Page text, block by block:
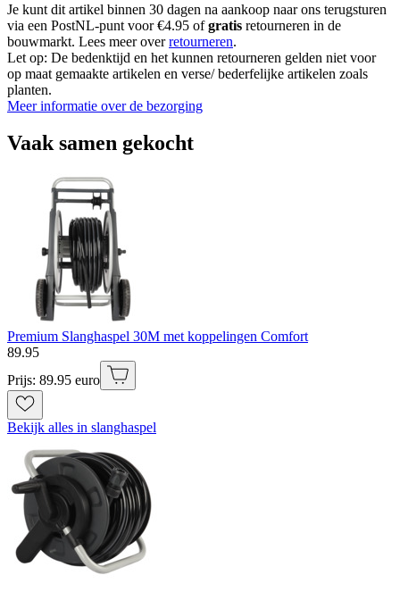
Je kunt dit artikel binnen 30 dagen na aankoop naar ons terugsturen
via een PostNL-punt voor €4.95 ofgratis retourneren in de
bouwmarkt. Lees meer overretourneren.
Let op: De bedenktijd en het kunnen retourneren gelden niet voor
op maat gemaakte artikelen en verse/ bederfelijke artikelen zoals
planten.
Meer informatie over de bezorging
Vaak samen gekocht
Premium Slanghaspel 30M met koppelingen Comfort
89.95
Prijs: 89.95 euro
Bekijk alles in slanghaspel